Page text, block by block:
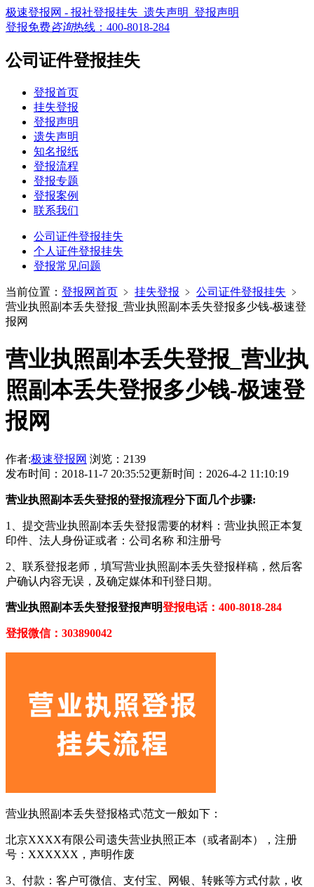
极速登报网 - 报社登报挂失_遗失声明_登报声明
登报免费咨询热线： 400-8018-284
公司证件登报挂失
登报首页
挂失登报
登报声明
遗失声明
知名报纸
登报流程
登报专题
登报案例
联系我们
公司证件登报挂失
个人证件登报挂失
登报常见问题
当前位置： 登报网首页 ﹥ 挂失登报 ﹥ 公司证件登报挂失 ﹥
营业执照副本丢失登报_营业执照副本丢失登报多少钱-极速登
报网
营业执照副本丢失登报_营业执
照副本丢失登报多少钱-极速登
报网
作者:极速登报网 浏览：2139
发布时间：2018-11-7 20:35:52更新时间：2026-4-2 11:10:19
营业执照副本丢失登报的登报流程分下面几个步骤:
1、提交营业执照副本丢失登报需要的材料：营业执照正本复
印件、法人身份证或者：公司名称 和注册号
2、联系登报老师，填写营业执照副本丢失登报样稿，然后客
户确认内容无误，及确定媒体和刊登日期。
营业执照副本丢失登报登报声明登报电话：400-8018-284
登报微信：303890042
营业执照副本丢失登报格式\范文一般如下：
北京XXXX有限公司遗失营业执照正本（或者副本），注册
号：XXXXXX，声明作废
3、付款：客户可微信、支付宝、网银、转账等方式付款，收